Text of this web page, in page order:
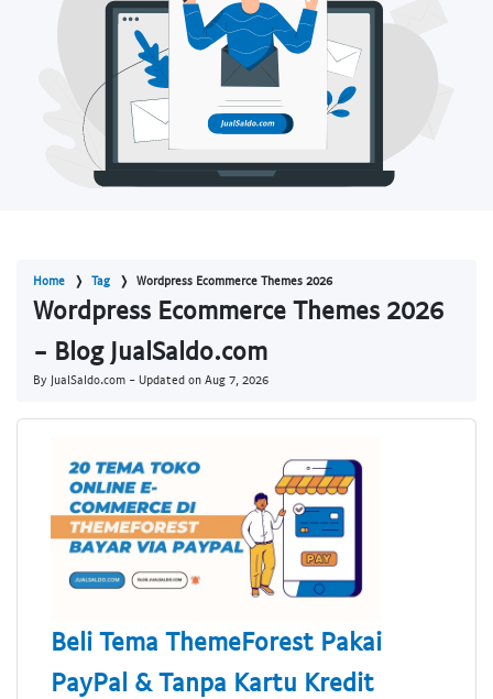
Home Tag Wordpress Ecommerce Themes 2026
Wordpress Ecommerce Themes 2026
- Blog JualSaldo.com
By JualSaldo.com - Updated on Aug 7, 2026
Beli Tema ThemeForest Pakai
PayPal & Tanpa Kartu Kredit